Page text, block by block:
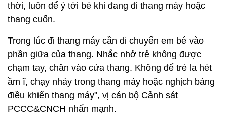
thời, luôn để ý tới bé khi đang đi thang máy hoặc
thang cuốn.
Trong lúc đi thang máy cần di chuyển em bé vào
phần giữa của thang. Nhắc nhở trẻ không được
chạm tay, chân vào cửa thang. Không để trẻ la hét
ầm ĩ, chạy nhảy trong thang máy hoặc nghịch bảng
điều khiển thang máy", vị cán bộ Cảnh sát
PCCC&CNCH nhấn mạnh.